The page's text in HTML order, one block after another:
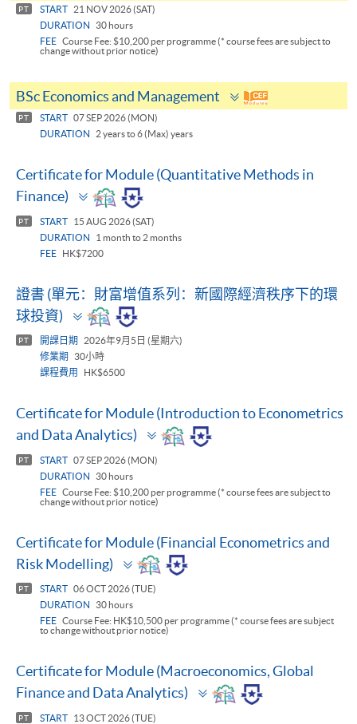
PT START
21 NOV 2026 (SAT)
DURATION
30 hours
FEE Course Fee: $10,200 per programme (* course fees are subject to
change without prior notice)
BSc Economics and Management
Toggle
panel
PT START 07 SEP 2026 (MON)
DURATION
2 years to 6 (Max) years
Certificate for Module (Quantitative Methods in
Finance)
Toggle
panel
PT START
15 AUG 2026 (SAT)
DURATION
1 month to 2 months
FEE
HK$7200
證書 (單元：財富增值系列：新國際經濟秩序下的環
球投資)
Toggle
panel
PT 開課日期
2026年9月5日 (星期六)
修業期
30小時
課程費用
HK$6500
Certificate for Module (Introduction to Econometrics
and Data Analytics)
Toggle
panel
PT START 07 SEP 2026 (MON)
DURATION
30 hours
FEE Course Fee: $10,200 per programme (* course fees are subject to
change without prior notice)
Certificate for Module (Financial Econometrics and
Risk Modelling)
Toggle
panel
PT START 06 OCT 2026 (TUE)
DURATION
30 hours
FEE Course Fee: HK$10,500 per programme (* course fees are subject
to change without prior notice)
Certificate for Module (Macroeconomics, Global
Finance and Data Analytics)
Toggle
panel
PT START
13 OCT 2026 (TUE)